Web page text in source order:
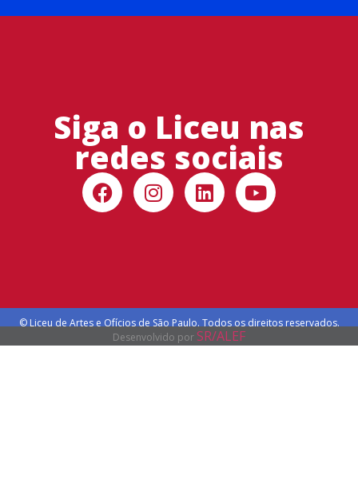
Siga o Liceu nas
redes sociais
© Liceu de Artes e Ofícios de São Paulo. Todos os direitos reservados.
Desenvolvido por SR/ALEF